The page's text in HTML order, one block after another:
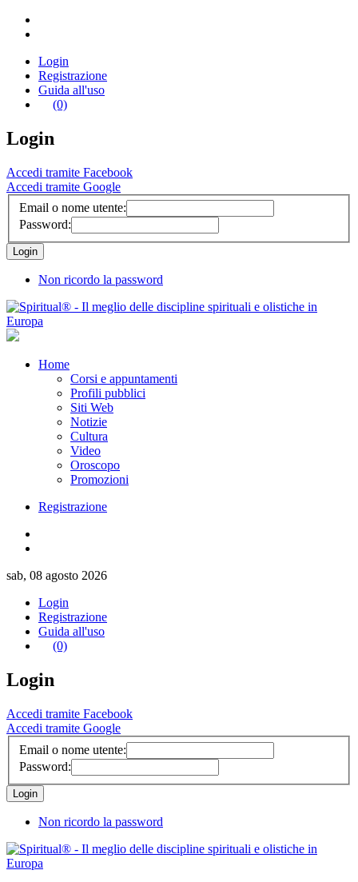
Login
Registrazione
Guida all'uso
(0)
Login
Accedi tramite Facebook
Accedi tramite Google
Email o nome utente:
Password:
Non ricordo la password
Home
Corsi e appuntamenti
Profili pubblici
Siti Web
Notizie
Cultura
Video
Oroscopo
Promozioni
Registrazione
sab, 08 agosto 2026
Login
Registrazione
Guida all'uso
(0)
Login
Accedi tramite Facebook
Accedi tramite Google
Email o nome utente:
Password:
Non ricordo la password